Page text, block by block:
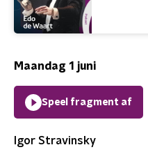
Maandag 1 juni
Speel fragment af
Igor Stravinsky